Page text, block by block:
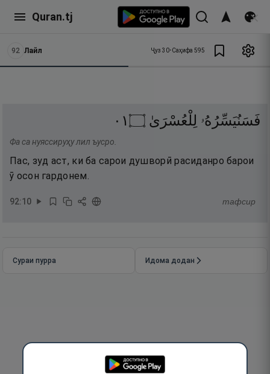
Quran.tj
92 Лайл Ҷуз 30•Саҳифа 595
فَسَنُيَسِّرُهُۥ لِلْعُسْرَىٰ ۝١٠
Фа са нуяссируҳу лил ъусро.
Пас, зуд аст, ки ба сарои душворӣ расиданро барои
ӯ осон гардонем.
92:10 тафсир
Сураи пурра Идома додан